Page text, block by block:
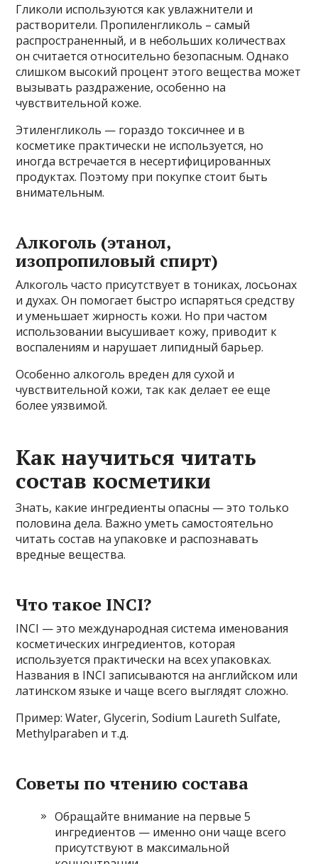
Гликоли используются как увлажнители и
растворители. Пропиленгликоль – самый
распространенный, и в небольших количествах
он считается относительно безопасным. Однако
слишком высокий процент этого вещества может
вызывать раздражение, особенно на
чувствительной коже.
Этиленгликоль — гораздо токсичнее и в
косметике практически не используется, но
иногда встречается в несертифицированных
продуктах. Поэтому при покупке стоит быть
внимательным.
Алкоголь (этанол,
изопропиловый спирт)
Алкоголь часто присутствует в тониках, лосьонах
и духах. Он помогает быстро испаряться средству
и уменьшает жирность кожи. Но при частом
использовании высушивает кожу, приводит к
воспалениям и нарушает липидный барьер.
Особенно алкоголь вреден для сухой и
чувствительной кожи, так как делает ее еще
более уязвимой.
Как научиться читать
состав косметики
Знать, какие ингредиенты опасны — это только
половина дела. Важно уметь самостоятельно
читать состав на упаковке и распознавать
вредные вещества.
Что такое INCI?
INCI — это международная система именования
косметических ингредиентов, которая
используется практически на всех упаковках.
Названия в INCI записываются на английском или
латинском языке и чаще всего выглядят сложно.
Пример: Water, Glycerin, Sodium Laureth Sulfate,
Methylparaben и т.д.
Советы по чтению состава
Обращайте внимание на первые 5
ингредиентов — именно они чаще всего
присутствуют в максимальной